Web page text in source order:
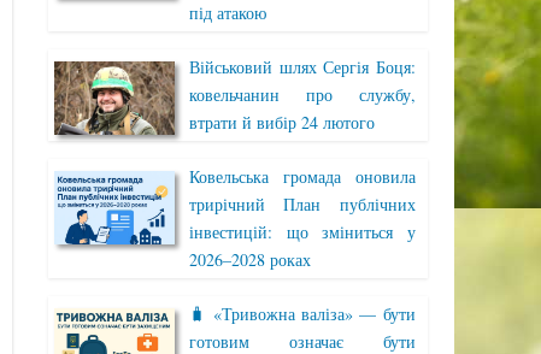
під атакою
Військовий шлях Сергія Боця:
ковельчанин про службу,
втрати й вибір 24 лютого
Ковельська громада оновила
трирічний План публічних
інвестицій: що зміниться у
2026–2028 роках
🧳 «Тривожна валіза» — бути
готовим означає бути